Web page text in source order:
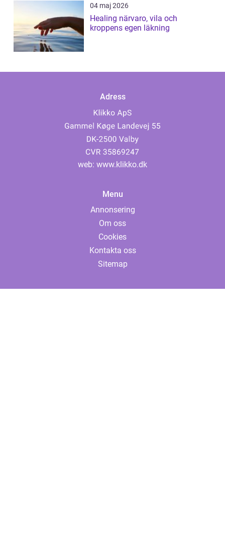
04 maj 2026
Healing närvaro, vila och
kroppens egen läkning
Adress
web: www.klikko.dk
Menu
Annonsering
Om oss
Cookies
Kontakta oss
Sitemap